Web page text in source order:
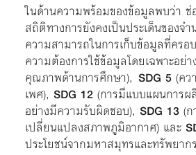
ในด้านความพร้อมของข้อมูลพบว่า ช่
สถิติทางการยังคงเป็นประเด็นของจ
ความสามารถในการเก็บข้อมูลที่คร
ความต้องการใช้ข้อมูลโดยเฉพาะอย่า
คุณภาพด้านการศึกษา), SDG 5(คว
เพศ), SDG 12 (การมีแบบแผนการผ
อย่างมีความรับผิดชอบ), SDG 13(ก
เปลี่ยนแปลงสภาพภูมิอากาศ) และ
ประโยชน์จากมหาสมุทรและทรัพยาก